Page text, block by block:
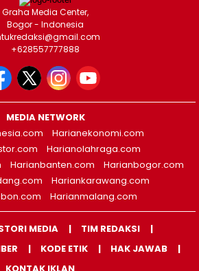
Graha Media Center,
Bogor - Indonesia
+628557777888
MEDIA NETWORK
Harianekonomi.com
Harianolahraga.com
Harianbanten.com
Harianbogor.com
Hariankarawang.com
Harianmalang.com
MEDIA
TIM REDAKSI
KODE ETIK
HAK JAWAB